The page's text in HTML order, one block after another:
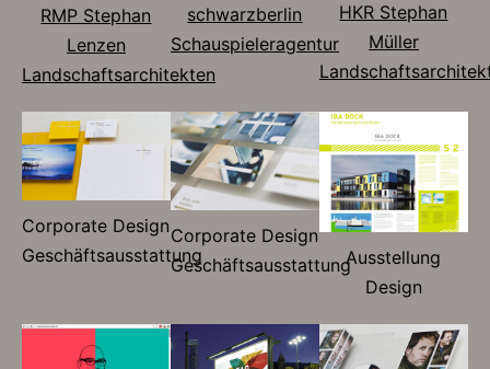
RMP Stephan
Lenzen
Landschaftsarchitekten
schwarzberlin
Schauspieleragentur
HKR Stephan
Müller
Corporate Design
Geschäftsausstattung
Corporate Design
GeschäftsausstattungAusstellung
Design